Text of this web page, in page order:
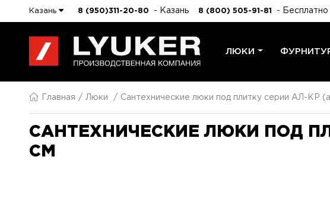
Казань 8 (950)311-20-80 - Казань 8 (800) 505-91-81 -
ЛЮКИ
Главная Люки Сантехнические люки под плитку серии АЛ-КР
САНТЕХНИЧЕСКИЕ ЛЮКИ ПОД
СМ